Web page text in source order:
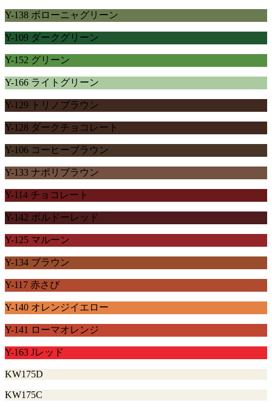
Y-138 ボローニャグリーン
Y-109 ダークグリーン
Y-152 グリーン
Y-166 ライトグリーン
Y-129 トリノブラウン
Y-128 ダークチョコレート
Y-106 コーヒーブラウン
Y-133 ナポリブラウン
Y-114 チョコレート
Y-142 ボルドーレッド
Y-125 マルーン
Y-134 ブラウン
Y-117 赤さび
Y-140 オレンジイエロー
Y-141 ローマオレンジ
Y-163 Jレッド
KW175D
KW175C